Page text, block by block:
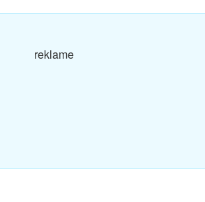
reklame